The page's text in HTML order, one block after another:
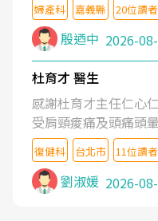
婦產科 嘉義縣 20位讀
殷迺中 2026-
杜育才 醫生
感謝杜育才主任仁心
受肩頸痠痛及頭痛頭
檢查,也嘗試過西醫打
沒有用,後來連吃到嗎
症狀,沒多久就痛起來,
台灣親友介紹忠孝醫
復健科 台北市 11位讀
劉淑媛 2026-